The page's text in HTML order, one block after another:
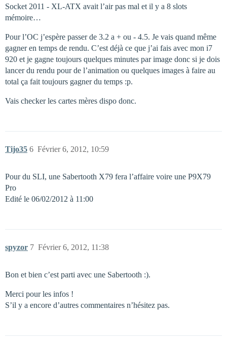
Socket 2011 - XL-ATX avait l’air pas mal et il y a 8 slots
mémoire…
Pour l’OC j’espère passer de 3.2 a + ou - 4.5. Je vais quand même
gagner en temps de rendu. C’est déjà ce que j’ai fais avec mon i7
920 et je gagne toujours quelques minutes par image donc si je dois
lancer du rendu pour de l’animation ou quelques images à faire au
total ça fait toujours gagner du temps :p.
Vais checker les cartes mères dispo donc.
Tijo35 Février 6, 2012, 10:59
6
Pour du SLI, une Sabertooth X79 fera l’affaire voire une P9X79
Pro
Edité le 06/02/2012 à 11:00
spyzor Février 6, 2012, 11:38
7
Bon et bien c’est parti avec une Sabertooth :).
Merci pour les infos !
S’il y a encore d’autres commentaires n’hésitez pas.